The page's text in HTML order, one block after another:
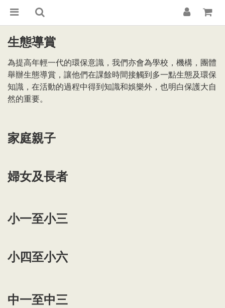
生態導賞
為提高年輕一代的環保意識，我們亦會為學校，機構，團體
舉辦生態導賞，讓他們在課餘時間接觸到多一點生態及環保
知識，在活動的過程中得到知識和娛樂外，也明白保護大自
然的重要。
家庭親子
婦女及長者
小一至小三
小四至小六
中一至中三